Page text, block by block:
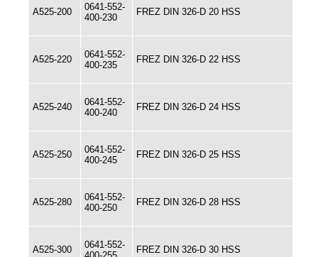
A525-200
0641-552-
400-230
FREZ DIN 326-D 20 HSS
A525-220
0641-552-
400-235
FREZ DIN 326-D 22 HSS
A525-240
0641-552-
400-240
FREZ DIN 326-D 24 HSS
A525-250
0641-552-
400-245
FREZ DIN 326-D 25 HSS
A525-280
0641-552-
400-250
FREZ DIN 326-D 28 HSS
A525-300
0641-552-
FREZ DIN 326-D 30 HSS